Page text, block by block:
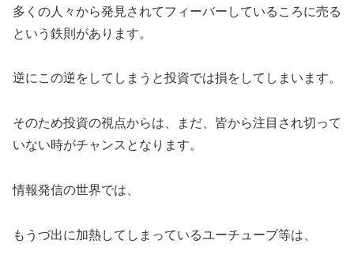
多くの人々から発見されてフィーバーしているころに売る
という鉄則があります。
逆にこの逆をしてしまうと投資では損をしてしまいます。
そのため投資の視点からは、まだ、皆から注目され切って
いない時がチャンスとなります。
情報発信の世界では、
もうづ出に加熱してしまっているユーチューブ等は、